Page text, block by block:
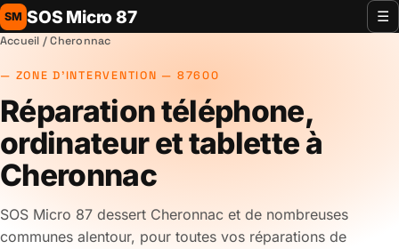
SM SOS Micro 87 ☰
Accueil / Cheronnac
ZONE D'INTERVENTION — 87600
Réparation téléphone,
ordinateur et tablette à
Cheronnac
SOS Micro 87 dessert Cheronnac et de nombreuses
communes alentour, pour toutes vos réparations de